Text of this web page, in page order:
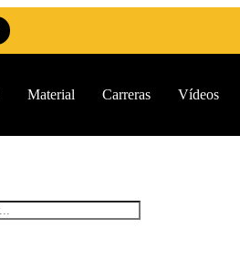
Material Carreras Vídeos